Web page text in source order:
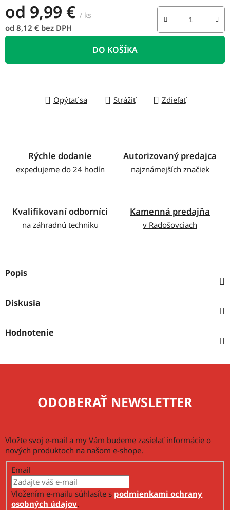
od 9,99 € / ks
od 8,12 € bez DPH
DO KOŠÍKA
Opýtať sa Strážiť Zdieľať
Rýchle dodanie
expedujeme do 24 hodín
Autorizovaný predajca
najznámejších značiek
Kvalifikovaní odborníci
na záhradnú techniku
Kamenná predajňa
v Radošovciach
Popis
Diskusia
Hodnotenie
ODOBERAŤ NEWSLETTER
Vložte svoj e-mail a my Vám budeme zasielať informácie o
nových produktoch na našom e-shope.
Email
Vložením e-mailu súhlasíte s podmienkami ochrany
osobných údajov.